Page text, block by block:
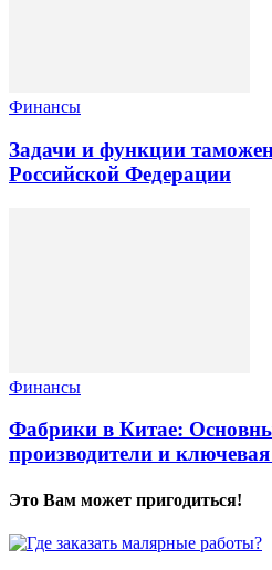
Финансы
Задачи и функции
Российской Федерации
Финансы
Фабрики в Китае:
производители и
Это Вам может пригодиться!